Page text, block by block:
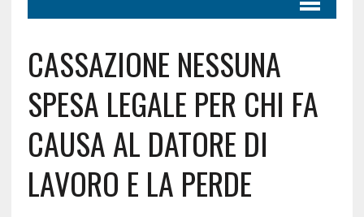
CASSAZIONE NESSUNA
SPESA LEGALE PER CHI FA
CAUSA AL DATORE DI
LAVORO E LA PERDE